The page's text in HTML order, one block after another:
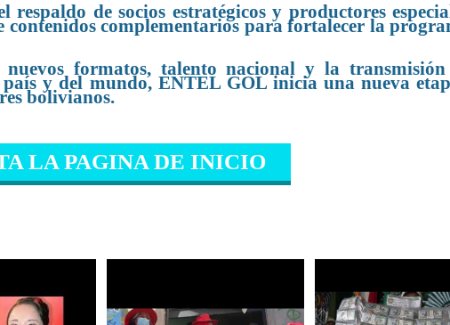
de socios estratégicos y productores
contenidos complementarios para fortalecer la
formatos, talento nacional y la
y del mundo, ENTEL GOL inicia una nueva
bolivianos.
LA PAGINA DE INICIO